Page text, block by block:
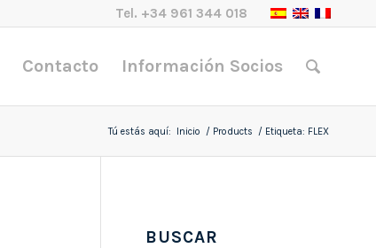
Tel. +34 961 344 018
Contacto Información Socios
Tú estás aquí: Inicio / Products / Etiqueta: FLEX
BUSCAR